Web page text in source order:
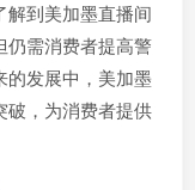
解到美加墨直播间
仍需消费者提高警
的发展中，美加墨
破，为消费者提供